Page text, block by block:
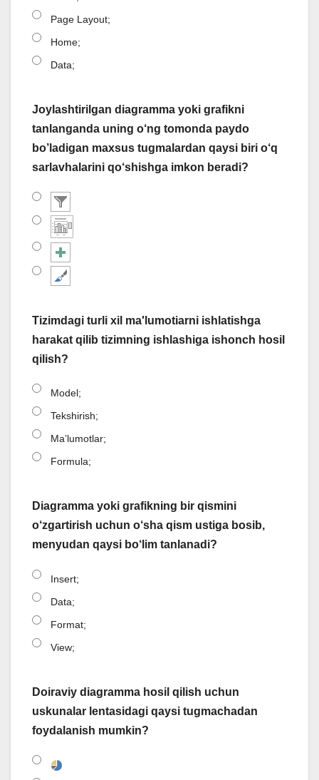
Page Layout;
Home;
Data;
Joylashtirilgan diagramma yoki grafikni
tanlanganda uning o‘ng tomonda paydo
bo’ladigan maxsus tugmalardan qaysi biri o‘q
sarlavhalarini qo‘shishga imkon beradi?
Tizimdagi turli xil ma'lumotiarni ishlatishga
harakat qilib tizimning ishlashiga ishonch hosil
qilish?
Model;
Tekshirish;
Ma’lumotlar;
Formula;
Diagramma yoki grafikning bir qismini
o‘zgartirish uchun o‘sha qism ustiga bosib,
menyudan qaysi bo‘lim tanlanadi?
Insert;
Data;
Format;
View;
Doiraviy diagramma hosil qilish uchun
uskunalar lentasidagi qaysi tugmachadan
foydalanish mumkin?